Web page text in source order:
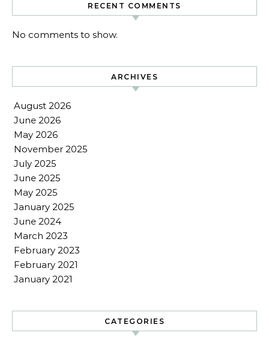
RECENT COMMENTS
No comments to show.
ARCHIVES
August 2026
June 2026
May 2026
November 2025
July 2025
June 2025
May 2025
January 2025
June 2024
March 2023
February 2023
February 2021
January 2021
CATEGORIES